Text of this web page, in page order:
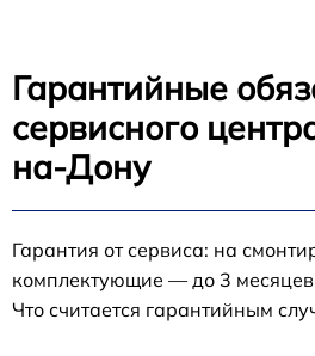
Гарантийные
сервисного
на-Дону
Гарантия от сервиса: на
комплектующие — до 3
Что считается гарантийным